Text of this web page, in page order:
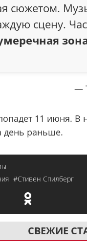
сюжетом.
сцену.
—
11 июня. В
день раньше.
#Стивен Спилберг
СВЕЖИЕ